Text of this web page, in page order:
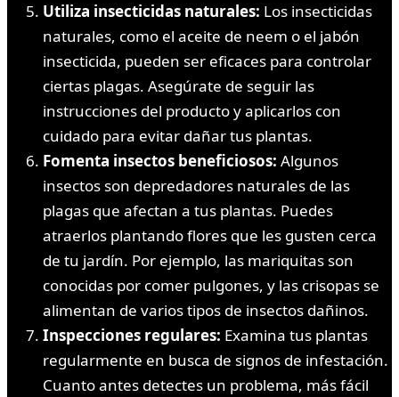
Utiliza insecticidas naturales: Los insecticidas
naturales, como el aceite de neem o el jabón
insecticida, pueden ser eficaces para controlar
ciertas plagas. Asegúrate de seguir las
instrucciones del producto y aplicarlos con
cuidado para evitar dañar tus plantas.
Fomenta insectos beneficiosos: Algunos
insectos son depredadores naturales de las
plagas que afectan a tus plantas. Puedes
atraerlos plantando flores que les gusten cerca
de tu jardín. Por ejemplo, las mariquitas son
conocidas por comer pulgones, y las crisopas se
alimentan de varios tipos de insectos dañinos.
Inspecciones regulares: Examina tus plantas
regularmente en busca de signos de infestación.
Cuanto antes detectes un problema, más fácil